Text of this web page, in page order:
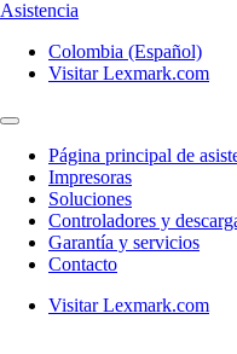
Asistencia
Colombia (Español)
Visitar Lexmark.com
Página principal de
Impresoras
Soluciones
Controladores y
Garantía y servicios
Contacto
Visitar Lexmark.com